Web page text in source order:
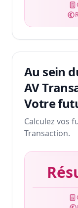
Au sein
AV
Votre
Calculez vos
Transaction.